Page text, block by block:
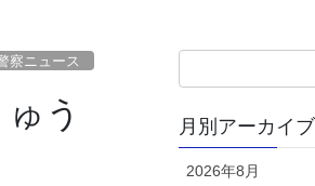
察ニュース
月別アーカイブ
2026年8月